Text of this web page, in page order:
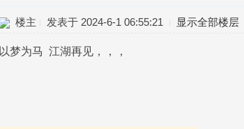
楼主 发表于 2024-6-1 06:55:21 显示全部楼层
以梦为马 江湖再见，，，